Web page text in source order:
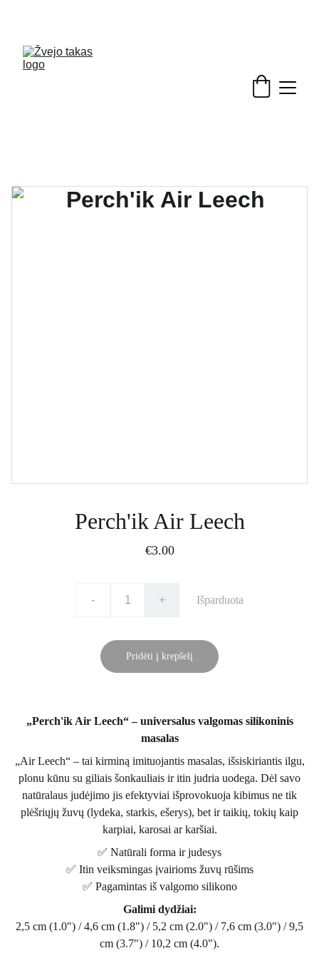
Perch'ik Air Leech
€3.00
- + Išparduota
Pridėti į krepšelį
„Perch'ik Air Leech“ – universalus valgomas silikoninis
masalas
„Air Leech“ – tai kirminą imituojantis masalas, išsiskiriantis ilgu,
plonu kūnu su giliais šonkauliais ir itin judria uodega. Dėl savo
natūralaus judėjimo jis efektyviai išprovokuoja kibimus ne tik
plėšriųjų žuvų (lydeka, starkis, ešerys), bet ir taikių, tokių kaip
karpiai, karosai ar karšiai.
✅ Natūrali forma ir judesys
✅ Itin veiksmingas įvairioms žuvų rūšims
✅ Pagamintas iš valgomo silikono
Galimi dydžiai:
2,5 cm (1.0") / 4,6 cm (1.8") / 5,2 cm (2.0") / 7,6 cm (3.0") / 9,5
cm (3.7") / 10,2 cm (4.0").